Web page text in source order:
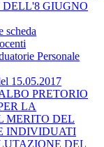
DELL'8 GIUGNO
scheda
Personale
15.05.2017
PRETORIO
LA
MERITO DEL
INDIVIDUATI
DEL